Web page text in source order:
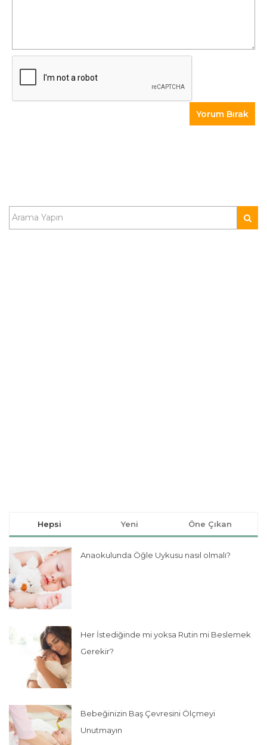
Hepsi Yeni Öne Çıkan
Anaokulunda Öğle Uykusu nasıl olmalı?
Her İstediğinde mi yoksa Rutin mi Beslemek
Gerekir?
Bebeğinizin Baş Çevresini Ölçmeyi
Unutmayın